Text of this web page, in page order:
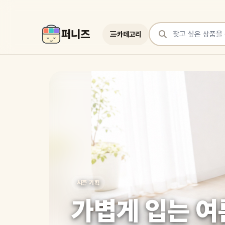
퍼니즈 카테고리
상품 검색
여러 쇼핑몰 상품을 한곳에서 찾아보세요
시즌 기획
가볍게 입는 여